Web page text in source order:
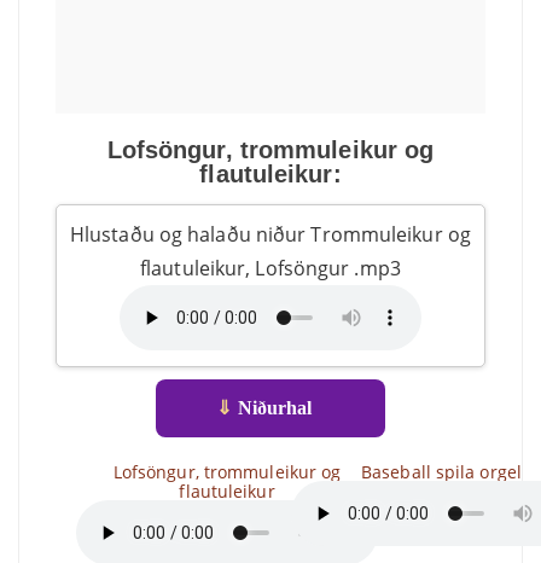
Lofsöngur, trommuleikur og
flautuleikur:
Hlustaðu og halaðu niður Trommuleikur og
flautuleikur, Lofsöngur .mp3
⇓ Niðurhal
Lofsöngur, trommuleikur og
flautuleikur
Baseball spila orgel